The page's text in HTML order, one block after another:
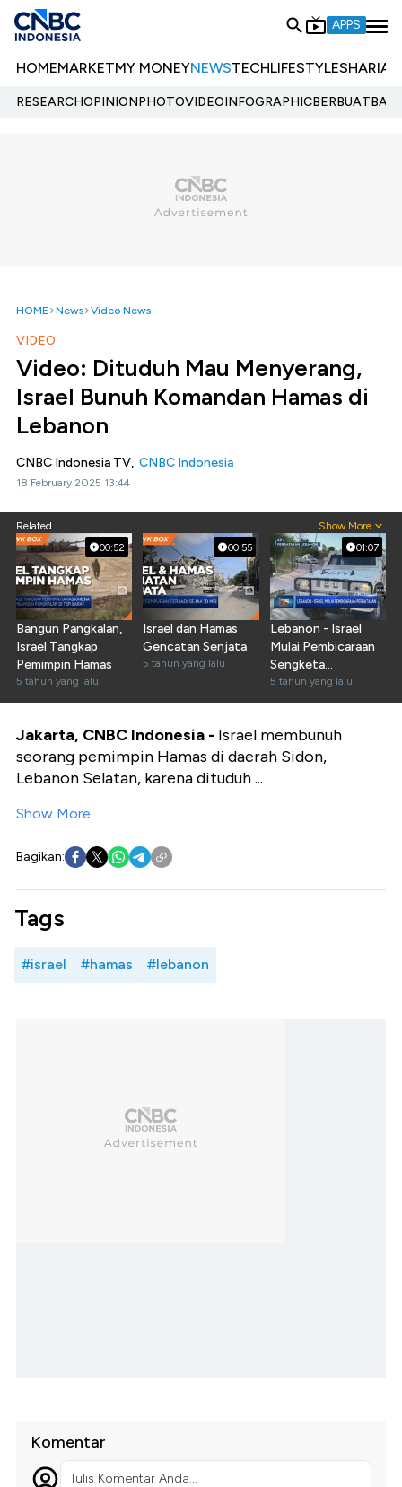
APPS
HOMEMARKETMY MONEYNEWSTECHLIFESTYLESHARIA
RESEARCHOPINIONPHOTOVIDEOINFOGRAPHIC
HOME News Video News
VIDEO
Video: Dituduh Mau Menyerang,
Israel Bunuh Komandan Hamas di
Lebanon
CNBC Indonesia TV, CNBC Indonesia
18 February 2025 13:44
Related Show More
00:52
Bangun Pangkalan,
Israel Tangkap
Pemimpin Hamas
5 tahun yang lalu
00:55
Israel dan Hamas
Gencatan Senjata
5 tahun yang lalu
01:07
Lebanon - Israel
Mulai Pembicaraan
Sengketa
Perbatasan
5 tahun yang lalu
Jakarta, CNBC Indonesia - Israel membunuh
seorang pemimpin Hamas di daerah Sidon,
Lebanon Selatan, karena dituduh ...
Show More
Bagikan:
Tags
#israel #hamas #lebanon
Komentar
Tulis Komentar Anda...